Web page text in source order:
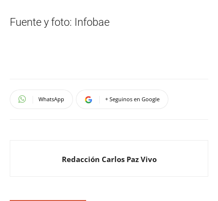
Fuente y foto: Infobae
WhatsApp + Seguinos en Google
Redacción Carlos Paz Vivo